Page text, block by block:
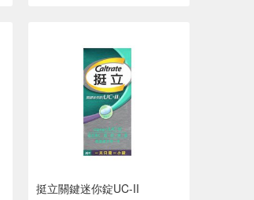
挺立關鍵迷你錠UC-II